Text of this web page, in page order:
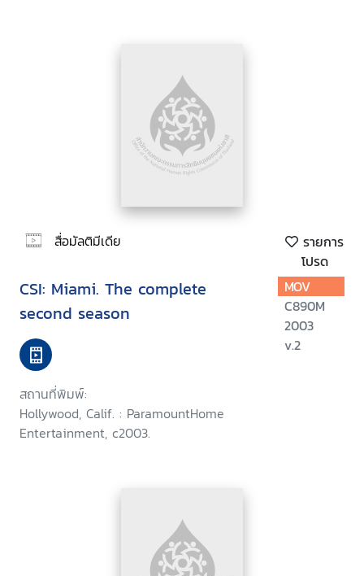
สื่อมัลติมีเดีย
รายการ
โปรด
CSI: Miami. The complete
second season
สถานที่พิมพ์:
Hollywood, Calif. : ParamountHome
Entertainment, c2003.
MOV
C890M
2003
v.2